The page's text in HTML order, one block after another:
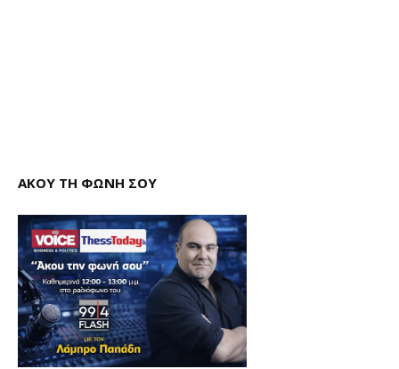
ΑΚΟΥ ΤΗ ΦΩΝΗ ΣΟΥ